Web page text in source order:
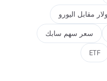
مقابل اليورو
سعر سهم سابك
ETF